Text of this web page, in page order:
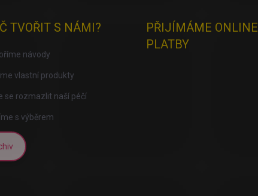
TVOŘIT S NÁMI?
návody
vlastní produkty
se rozmazlit naší péčí
s výběrem
PŘIJÍMÁME ONLINE
PLATBY